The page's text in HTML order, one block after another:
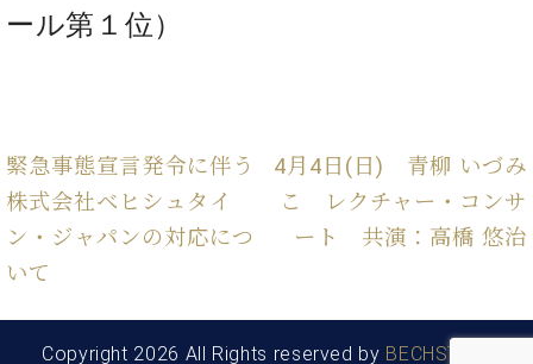
料
い
合
わ
せ
ール第１位）
緊急事態宣言発令に伴う
株式会社ベヒシュタイ
ン・ジャパンの対応につ
いて
4月4日(日) 青柳 いづみ
こ レクチャー・コンサ
ート 共演：高橋 悠治
Copyright 2026 All Rights reserved by BECHSTEIN